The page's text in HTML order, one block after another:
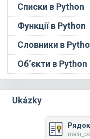
Списки в Python
Функції в Python
Словники в
Об’єкти в Python
Ukázky